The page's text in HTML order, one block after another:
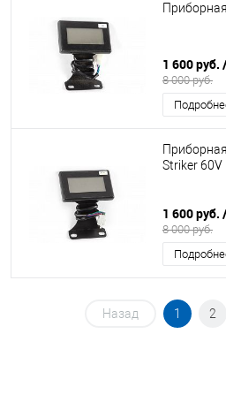
1 600 руб.
8 000 руб.
Striker 60V
1 600 руб.
8 000 руб.
Назад 1 2